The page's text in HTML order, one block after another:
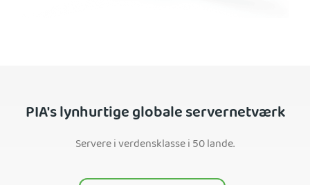
PIA's lynhurtige globale servernetværk
Servere i verdensklasse i 50 lande.